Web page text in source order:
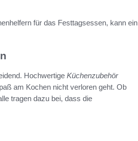
für das Festtagsessen, kann ein
Hochwertige Küchenzubehör
am Kochen nicht verloren geht. Ob
tragen dazu bei, dass die